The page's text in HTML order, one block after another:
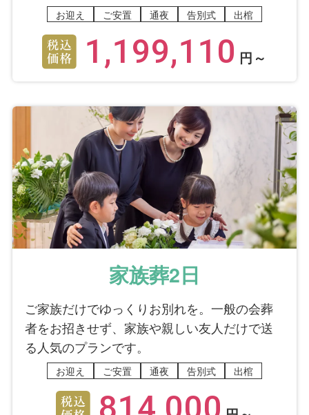
お迎え ご安置 通夜 告別式 出棺
1,199,110 円～
家族葬2日
ご家族だけでゆっくりお別れを。一般の会葬
者をお招きせず、家族や親しい友人だけで送
る人気のプランです。
お迎え ご安置 通夜 告別式 出棺